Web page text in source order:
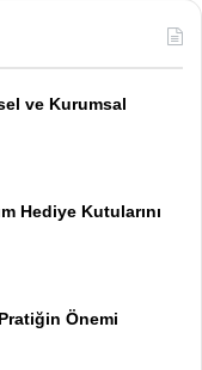
ve Kurumsal
Hediye Kutularını
Önemi